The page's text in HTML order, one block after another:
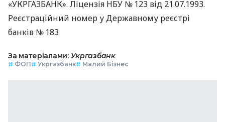
«УКРГАЗБАНК». Ліцензія НБУ № 123 від 21.07.1993.
Реєстраційний номер у Державному реєстрі
банків № 183
За матеріалами: Укргазбанк
# ФОП# Укргазбанк# Малий Бізнес